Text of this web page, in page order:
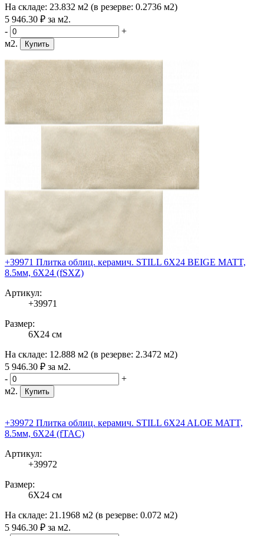
На складе: 23.832 м2 (в резерве: 0.2736 м2)
5 946.30 ₽ за м2.
-
+
м2.
Купить
+39971 Плитка облиц. керамич. STILL 6X24 BEIGE MATT,
8.5мм, 6X24 (fSXZ)
Артикул:
+39971
Размер:
6X24 см
На складе: 12.888 м2 (в резерве: 2.3472 м2)
5 946.30 ₽ за м2.
-
+
м2.
Купить
+39972 Плитка облиц. керамич. STILL 6X24 ALOE MATT,
8.5мм, 6X24 (fTAC)
Артикул:
+39972
Размер:
6X24 см
На складе: 21.1968 м2 (в резерве: 0.072 м2)
5 946.30 ₽ за м2.